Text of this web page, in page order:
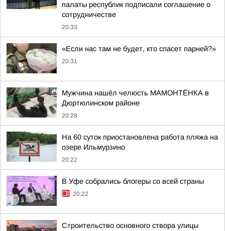
палаты республик подписали соглашение о
сотрудничестве
20:33
«Если нас там не будет, кто спасет парней?»
20:31
Мужчина нашёл челюсть МАМОНТЁНКА в
Дюртюлинском районе
20:28
На 60 суток приостановлена работа пляжа на
озере Ильмурзино
20:22
В Уфе собрались блогеры со всей страны
20:22
Строительство основного створа улицы